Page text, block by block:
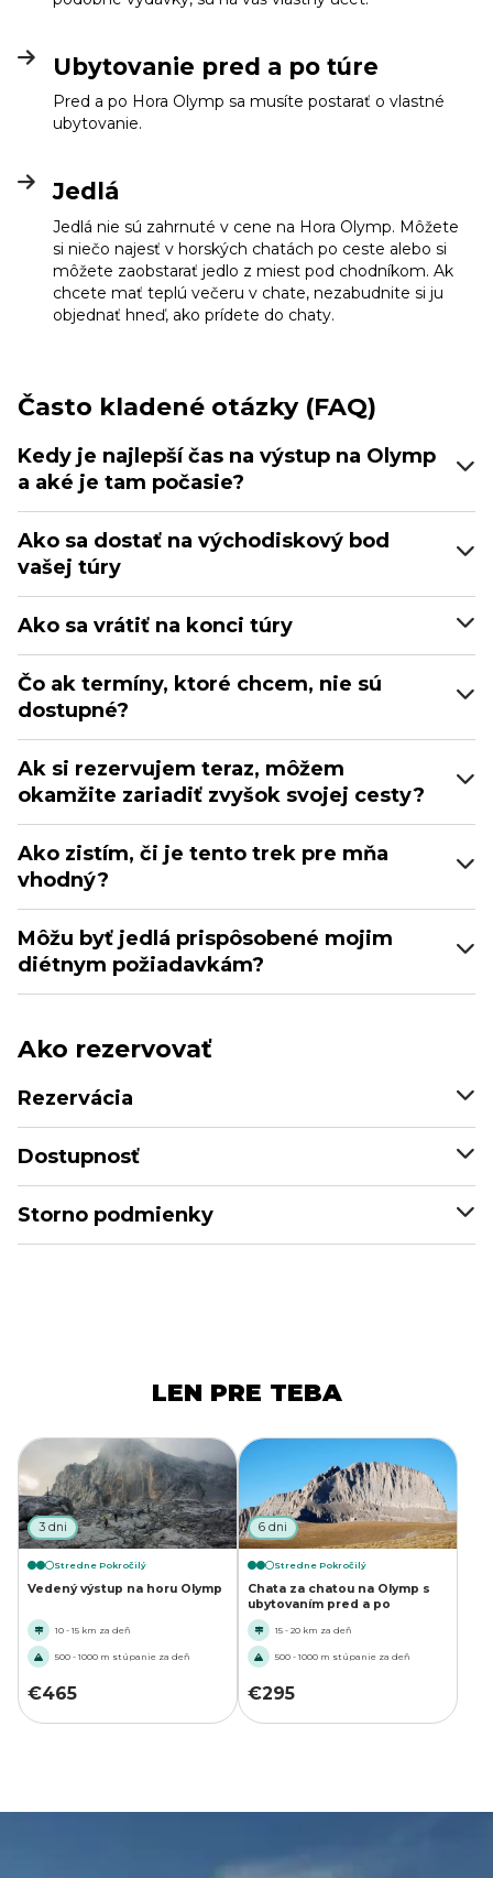
Ubytovanie pred a po túre
Pred a po Hora Olymp sa musíte postarať o vlastné
ubytovanie.
Jedlá
Jedlá nie sú zahrnuté v cene na Hora Olymp. Môžete
si niečo najesť v horských chatách po ceste alebo si
môžete zaobstarať jedlo z miest pod chodníkom. Ak
chcete mať teplú večeru v chate, nezabudnite si ju
objednať hneď, ako prídete do chaty.
Často kladené otázky (FAQ)
Kedy je najlepší čas na výstup na Olymp
a aké je tam počasie?
Ako sa dostať na východiskový bod
vašej túry
Ako sa vrátiť na konci túry
Čo ak termíny, ktoré chcem, nie sú
dostupné?
Ak si rezervujem teraz, môžem
okamžite zariadiť zvyšok svojej cesty?
Ako zistím, či je tento trek pre mňa
vhodný?
Môžu byť jedlá prispôsobené mojim
diétnym požiadavkám?
Ako rezervovať
Rezervácia
Dostupnosť
Storno podmienky
LEN PRE TEBA
3 dni
Stredne Pokročilý
Vedený výstup na horu Olymp
10 - 15 km za deň
500 - 1000 m stúpanie za deň
€465
6 dni
Stredne Pokročilý
Chata za chatou na Olymp s
ubytovaním pred a po
15 - 20 km za deň
500 - 1000 m stúpanie za deň
€295